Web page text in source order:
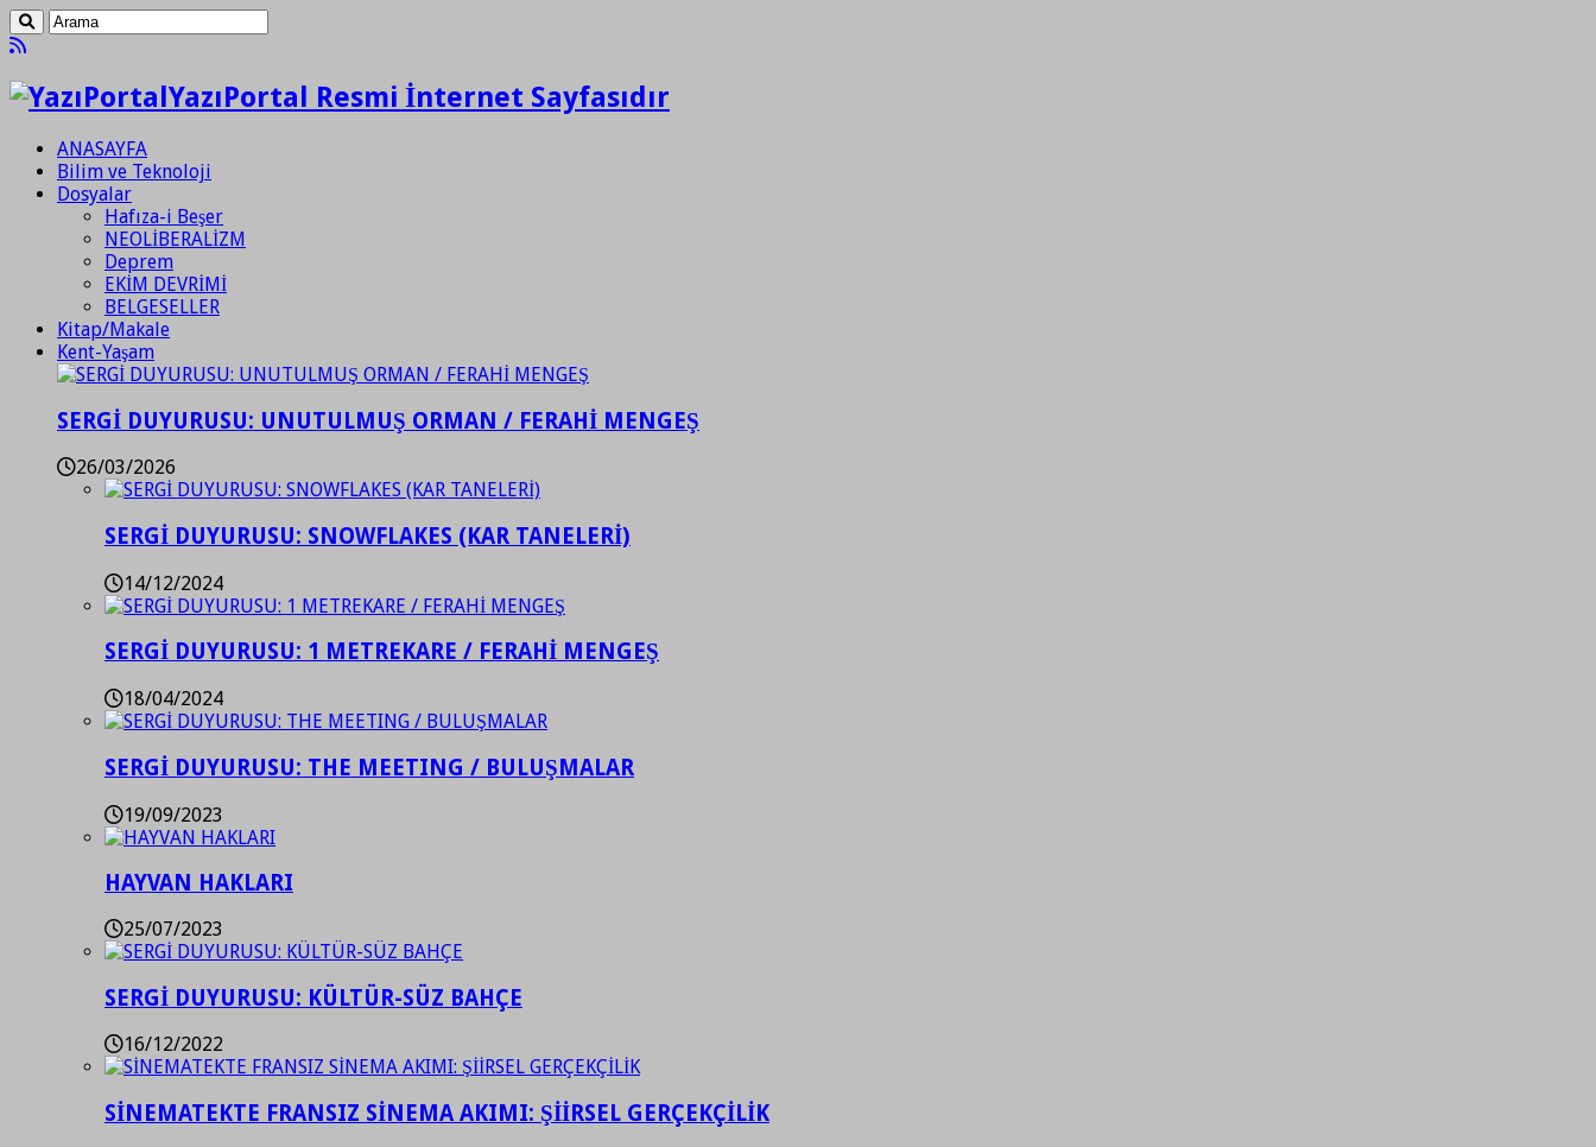
YazıPortal Resmi İnternet Sayfasıdır
ANASAYFA
Bilim ve Teknoloji
Dosyalar
Hafıza-i Beşer
NEOLİBERALİZM
Deprem
EKİM DEVRİMİ
BELGESELLER
Kitap/Makale
Kent-Yaşam
SERGİ DUYURUSU: UNUTULMUŞ ORMAN / FERAHİ MENGEŞ
26/03/2026
SERGİ DUYURUSU: SNOWFLAKES (KAR TANELERİ)
14/12/2024
SERGİ DUYURUSU: 1 METREKARE / FERAHİ MENGEŞ
18/04/2024
SERGİ DUYURUSU: THE MEETING / BULUŞMALAR
19/09/2023
HAYVAN HAKLARI
25/07/2023
SERGİ DUYURUSU: KÜLTÜR-SÜZ BAHÇE
16/12/2022
SİNEMATEKTE FRANSIZ SİNEMA AKIMI: ŞİİRSEL GERÇEKÇİLİK